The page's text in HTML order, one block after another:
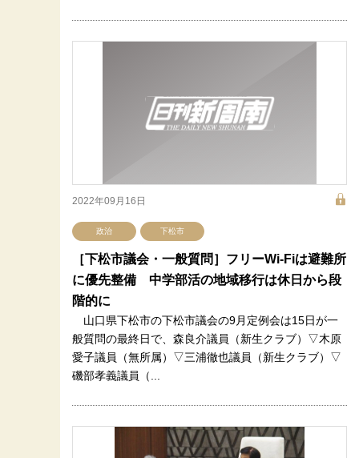
2022年09月16日
政治 下松市
［下松市議会・一般質問］フリーWi-Fiは避難所
に優先整備 中学部活の地域移行は休日から段
階的に
山口県下松市の下松市議会の9月定例会は15日が一
般質問の最終日で、森良介議員（新生クラブ）▽木原
愛子議員（無所属）▽三浦徹也議員（新生クラブ）▽
磯部孝義議員（...